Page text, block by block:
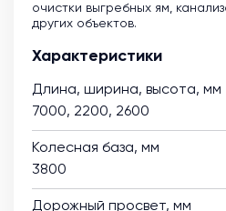
очистки выгребных ям,
других объектов.
Характеристики
Длина, ширина, высота, мм
7000, 2200, 2600
Колесная база, мм
3800
Дорожный просвет, мм